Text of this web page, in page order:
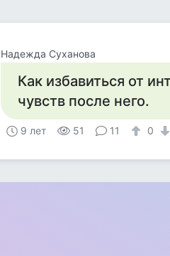
Надежда Суханова
Как избавиться от
чувств после него.
9 лет 51 11 0